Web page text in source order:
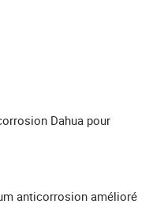
Dahua pour
anticorrosion amélioré